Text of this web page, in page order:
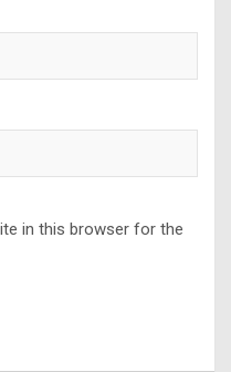
in this browser for the